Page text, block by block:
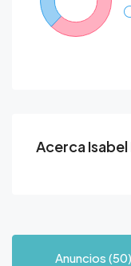
Acerca
Anuncios (50)